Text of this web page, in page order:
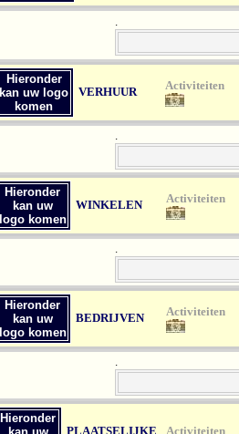
.
Hieronder
kan uw logo
komen
VERHUUR
.
Hieronder
kan uw
logo komen
WINKELEN
.
Hieronder
kan uw
logo komen
BEDRIJVEN
.
Hieronder
PLAATSELIJKE